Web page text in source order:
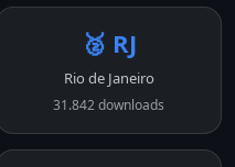
🥈 RJ
Rio de Janeiro
31.842 downloads